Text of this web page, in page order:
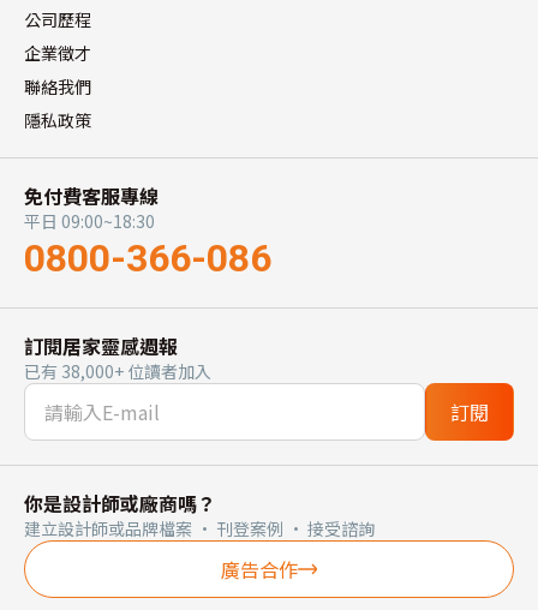
公司歷程
企業徵才
聯絡我們
隱私政策
免付費客服專線
平日 09:00~18:30
0800-366-086
訂閱居家靈感週報
已有 38,000+ 位讀者加入
訂閱
你是設計師或廠商嗎？
建立設計師或品牌檔案 · 刊登案例 · 接受諮詢
廣告合作